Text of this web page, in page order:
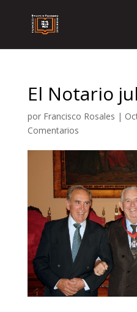
El Notario
por Francisco Rosales |
Comentarios